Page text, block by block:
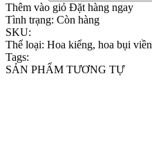
Thêm vào giỏ Đặt hàng ngay
Tình trạng: Còn hàng
SKU:
Thể loại: Hoa kiểng, hoa bụi viền
Tags:
SẢN PHẨM TƯƠNG TỰ